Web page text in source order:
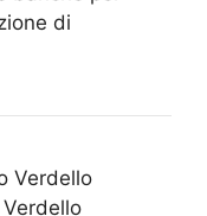
di
Verdello